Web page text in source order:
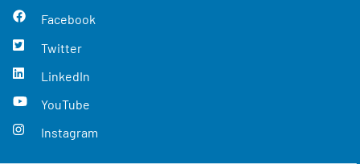
Facebook
Twitter
LinkedIn
YouTube
Instagram